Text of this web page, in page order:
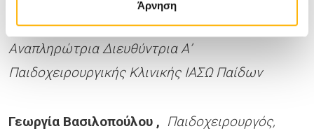
Άρνηση
YveliseMariadeVerney, Παιδοχειρουργός,
Αναπληρώτρια Διευθύντρια Α’
Παιδοχειρουργικής Κλινικής ΙΑΣΩ Παίδων
Γεωργία Βασιλοπούλου , Παιδοχειρουργός,